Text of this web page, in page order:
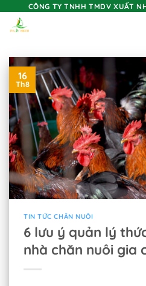
CÔNG TY TNHH TMDV XUẤT
16
Th8
TIN TỨC CHĂN NUÔI
6 lưu ý quản lý
nhà chăn nuôi gia